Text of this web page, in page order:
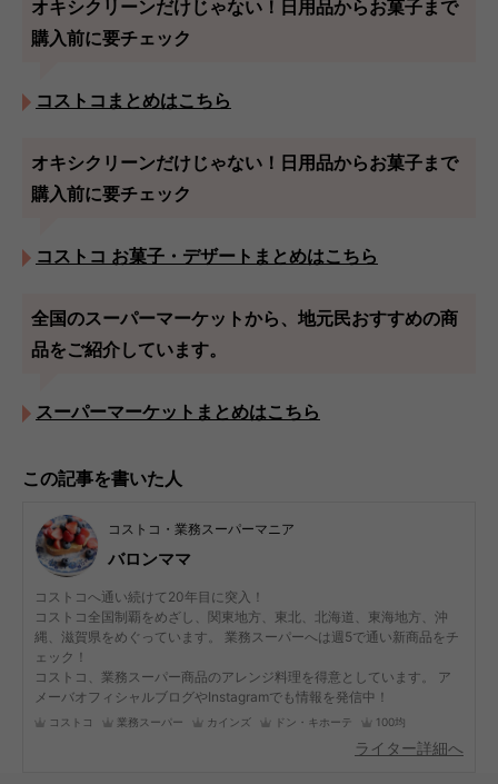
オキシクリーンだけじゃない！日用品からお菓子まで
購入前に要チェック
コストコまとめはこちら
オキシクリーンだけじゃない！日用品からお菓子まで
購入前に要チェック
コストコ お菓子・デザートまとめはこちら
全国のスーパーマーケットから、地元民おすすめの商
品をご紹介しています。
スーパーマーケットまとめはこちら
この記事を書いた人
コストコ・業務スーパーマニア
バロンママ
コストコへ通い続けて20年目に突入！
コストコ全国制覇をめざし、関東地方、東北、北海道、東海地方、沖
縄、滋賀県をめぐっています。 業務スーパーへは週5で通い新商品をチ
ェック！
コストコ、業務スーパー商品のアレンジ料理を得意としています。 ア
メーバオフィシャルブログやInstagramでも情報を発信中！
コストコ 業務スーパー カインズ ドン・キホーテ 100均
ライター詳細へ